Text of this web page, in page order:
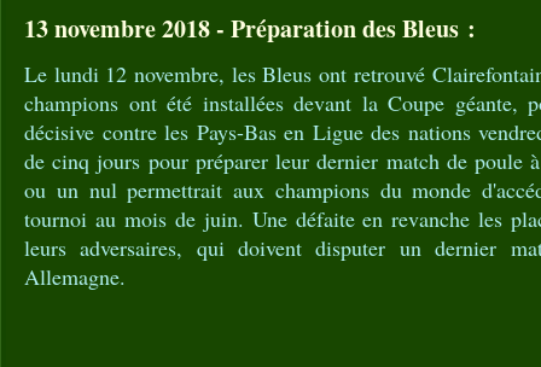
13 novembre 2018 - Préparation des Bleus :
Le lundi 12 novembre, les Bleus ont retrouvé
champions ont été installées devant la Coupe géante,
décisive contre les Pays-Bas en Ligue des nations
de cinq jours pour préparer leur dernier match de poule
ou un nul permettrait aux champions du monde
tournoi au mois de juin. Une défaite en revanche les
leurs adversaires, qui doivent disputer un dernier
Allemagne.